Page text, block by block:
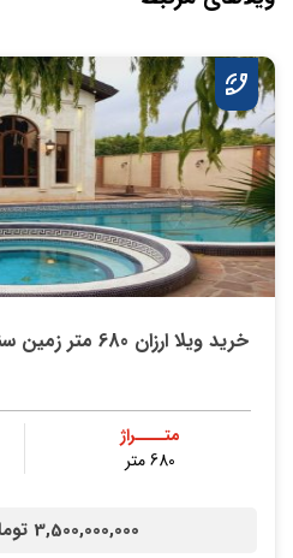
خرید ویلا ارزان 680 متر زمین سند ششدانگ ویلای جنگلی
متــــراژ
680 متر
3,500,000,000 تومان /